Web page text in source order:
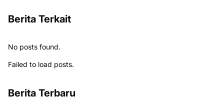
Berita Terkait
No posts found.
Failed to load posts.
Berita Terbaru